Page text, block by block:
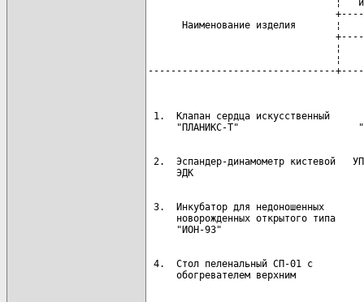
Наименование изделия       ¦
¦
¦
---------------------------------
1.  Клапан сердца искусственный
2.  Эспандер-динамометр
3.  Инкубатор для недоношенных
новорожденных открытого типа
4.  Стол пеленальный СП-01 с